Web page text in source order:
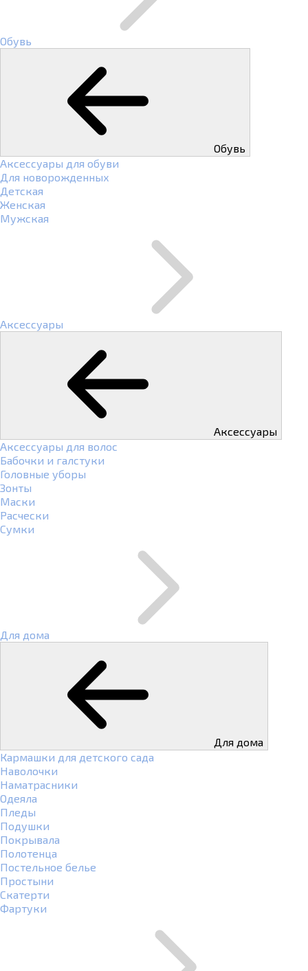
Обувь
Обувь
Аксессуары для обуви
Для новорожденных
Детская
Женская
Мужская
Аксессуары
Аксессуары
Аксессуары для волос
Бабочки и галстуки
Головные уборы
Зонты
Маски
Расчески
Сумки
Для дома
Для дома
Кармашки для детского сада
Наволочки
Наматрасники
Одеяла
Пледы
Подушки
Покрывала
Полотенца
Постельное белье
Простыни
Скатерти
Фартуки